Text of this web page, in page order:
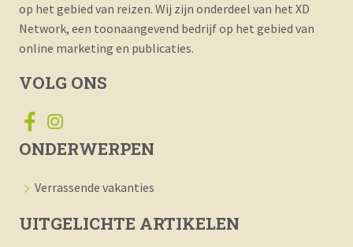
op het gebied van reizen. Wij zijn onderdeel van het XD
Network, een toonaangevend bedrijf op het gebied van
online marketing en publicaties.
VOLG ONS
ONDERWERPEN
Verrassende vakanties
UITGELICHTE ARTIKELEN